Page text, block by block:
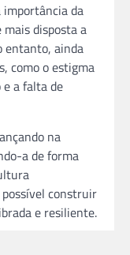
importância da
disposta a
entanto, ainda
como o estigma
a falta de
na
a de forma
construir
e resiliente.